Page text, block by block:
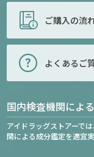
ご購入の流
よくあるご
国内検査機関によ
アイドラッグストアーで
関による成分鑑定を適宜